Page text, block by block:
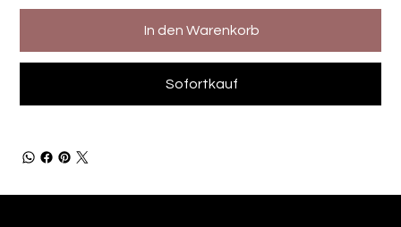
In den Warenkorb
Sofortkauf